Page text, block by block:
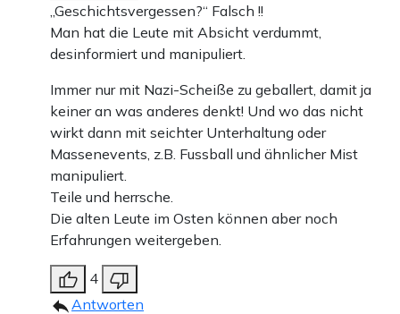
„Geschichtsvergessen?“ Falsch !!
Man hat die Leute mit Absicht verdummt,
desinformiert und manipuliert.
Immer nur mit Nazi-Scheiße zu geballert, damit ja
keiner an was anderes denkt! Und wo das nicht
wirkt dann mit seichter Unterhaltung oder
Massenevents, z.B. Fussball und ähnlicher Mist
manipuliert.
Teile und herrsche.
Die alten Leute im Osten können aber noch
Erfahrungen weitergeben.
4
Antworten